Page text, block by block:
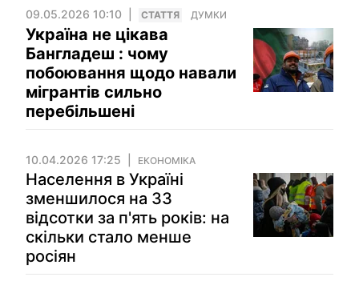
09.05.2026 10:10 СТАТТЯ ДУМКИ
Україна не цікава
Бангладеш : чому
побоювання щодо навали
мігрантів сильно
перебільшені
10.04.2026 17:25 ЕКОНОМІКА
Населення в Україні
зменшилося на 33
відсотки за п'ять років: на
скільки стало менше
росіян